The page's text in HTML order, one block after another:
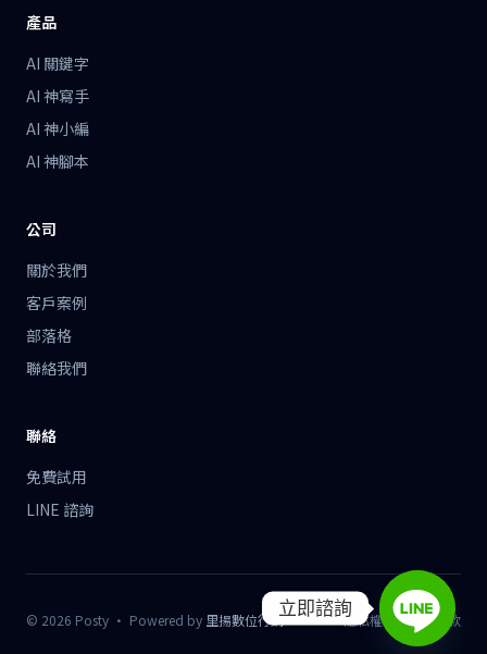
產品
AI 關鍵字
AI 神寫手
AI 神小編
AI 神腳本
公司
關於我們
客戶案例
部落格
聯絡我們
聯絡
免費試用
LINE 諮詢
© 2026 Posty · Powered by 里揚數位行銷 隱私權政策服務條款
立即諮詢